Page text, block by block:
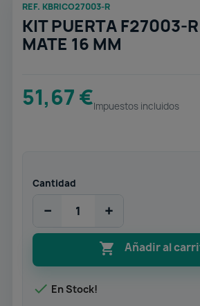
REF. KBRICO27003-R
KIT PUERTA F27003-
MATE 16 MM
51,67 €Impuestos incluidos
Cantidad
− +
 Añadir al
 En Stock!